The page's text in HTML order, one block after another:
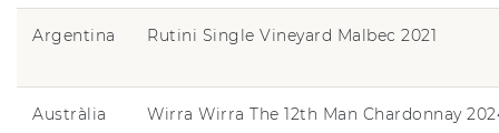
Argentina Rutini Single Vineyard Malbec 2021
Austràlia Wirra Wirra The 12th Man Chardonnay